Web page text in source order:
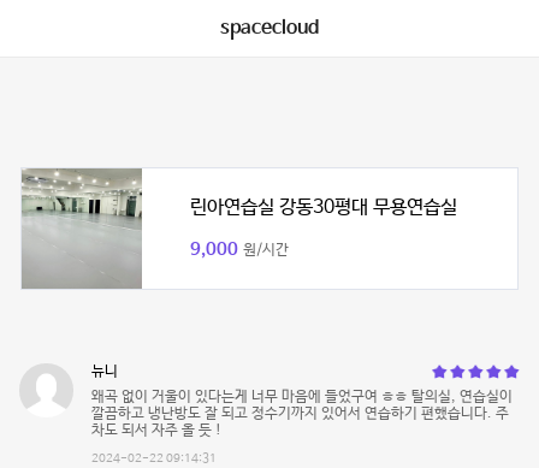
spacecloud
린아연습실 강동30평대 무용연습실
9,000 원/시간
뉴니
왜곡 없이 거울이 있다는게 너무 마음에 들었구여 ㅎㅎ 탈의실, 연습실이
깔끔하고 냉난방도 잘 되고 정수기까지 있어서 연습하기 편했습니다. 주
차도 되서 자주 올 듯 !
2024-02-22 09:14:31